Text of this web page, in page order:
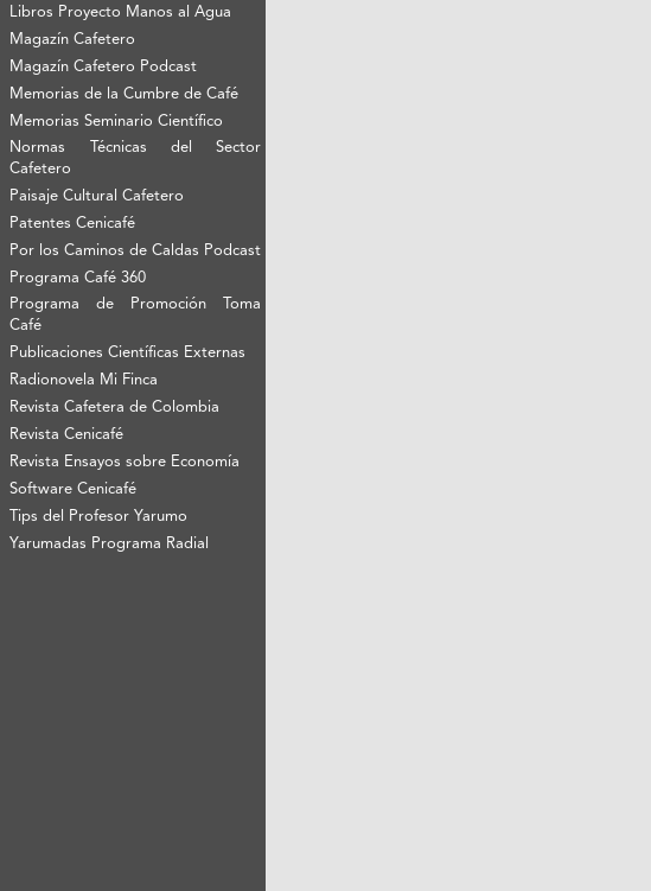
Libros Proyecto Manos al Agua
Magazín Cafetero
Magazín Cafetero Podcast
Memorias de la Cumbre de Café
Memorias Seminario Científico
Normas Técnicas del Sector
Cafetero
Paisaje Cultural Cafetero
Patentes Cenicafé
Por los Caminos de Caldas Podcast
Programa Café 360
Programa de Promoción Toma
Café
Publicaciones Científicas Externas
Radionovela Mi Finca
Revista Cafetera de Colombia
Revista Cenicafé
Revista Ensayos sobre Economía
Software Cenicafé
Tips del Profesor Yarumo
Yarumadas Programa Radial